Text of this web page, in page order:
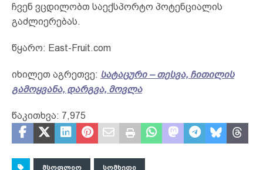
ჩვენ ვცდილობთ საექსპორტო პოტენციალის
გაძლიერებას.
წყარო: East-Fruit.com
იხილეთ აგრეთვე: სატაცური – თესვა, ჩითილის
გამოყვანა, დარგვა, მოვლა
წაკითხვა: 7,975
ᲛᲡᲝᲤᲚᲘᲝ ᲡᲝᲛᲮᲔᲗᲘ